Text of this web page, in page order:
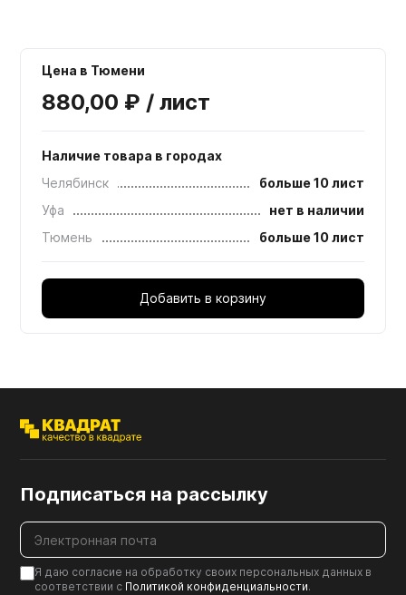
Цена в Тюмени
880,00 ₽ / лист
Наличие товара в городах
Челябинск
больше 10 лист
Уфа
нет в наличии
Тюмень
больше 10 лист
Добавить в корзину
Подписаться на рассылку
Я даю согласие на обработку своих персональных данных в
соответствии с Политикой конфиденциальности.